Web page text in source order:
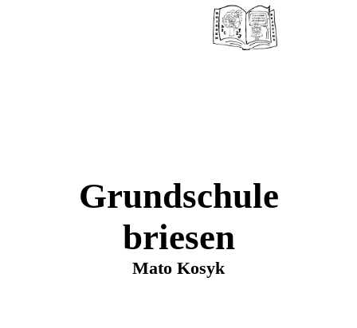
Grundschule
briesen
Mato Kosyk